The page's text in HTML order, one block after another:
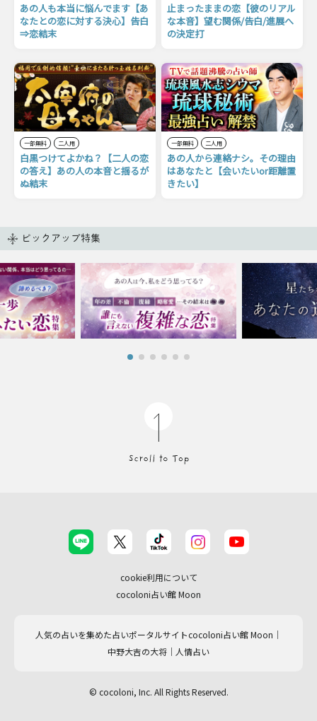
あの人も本当に悩んでます【あ
なたとの恋に対する決心】告白
⇒恋結末
止まったままの恋【彼のリアル
な本音】望む関係/告白/進展へ
の決定打
一部無料 二人用
白黒つけてよかね？【二人の恋
の答え】あの人の本音と揺るが
ぬ結末
一部無料 二人用
あの人から連絡ナシ。その理由
はあなたと【会いたいor距離置
きたい】
ピックアップ特集
cookie利用について
cocoloni占い館 Moon
人気の占いを集めた占いポータルサイトcocoloni占い館 Moon｜
中野大吉の大将｜人情占い
© cocoloni, Inc. All Rights Reserved.